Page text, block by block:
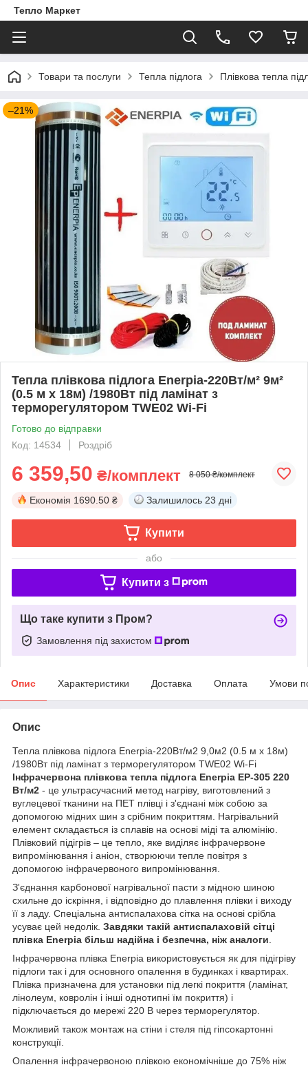
Тепло Маркет
Товари та послуги Тепла підлога Плівкова тепла
–21%
Тепла плівкова підлога Enerpia-220Вт/м² 9м²
(0.5 м х 18м) /1980Вт під ламінат з
терморегулятором TWE02 Wi-Fi
Готово до відправки
Код: 14534
Роздріб
6 359,50 ₴/комплект 8 050 ₴/комплект
Економія 1690.50 ₴ Залишилось 23 дні
Купити
або
Купити з
Що таке купити з Пром?
Замовлення під захистом
Опис Характеристики Доставка Оплата Умови
Опис
Тепла плівкова підлога Enerpia-220Вт/м2 9,0м2 (0.5 м х 18м)
/1980Вт під ламінат з терморегулятором TWE02 Wi-Fi
Інфрачервона плівкова тепла підлога Enerpia EP-305 220
Вт/м2 - це ультрасучасний метод нагріву, виготовлений з
вуглецевої тканини на ПЕТ плівці і з'єднані між собою за
допомогою мідних шин з срібним покриттям. Нагрівальний
елемент складається із сплавів на основі міді та алюмінію.
Плівковий підігрів – це тепло, яке виділяє інфрачервоне
випромінювання і аніон, створюючи тепле повітря з
допомогою інфрачервоного випромінювання.
З'єднання карбонової нагрівальної пасти з мідною шиною
схильне до іскріння, і відповідно до плавлення плівки і виходу
її з ладу. Спеціальна антиспалахова сітка на основі срібла
усуває цей недолік. Завдяки такій антиспалаховій сітці
плівка Enerpia більш надійна і безпечна, ніж аналоги
Інфрачервона плівка Enerpia використовується як для підігріву
підлоги так і для основного опалення в будинках і квартирах.
Плівка призначена для установки під легкі покриття (ламінат,
лінолеум, ковролін і інші однотипні їм покриття) і
підключається до мережі 220 В через терморегулятор.
Можливий також монтаж на стіни і стеля під гіпсокартонні
конструкції.
Опалення інфрачервоною плівкою економічніше до 75% ніж